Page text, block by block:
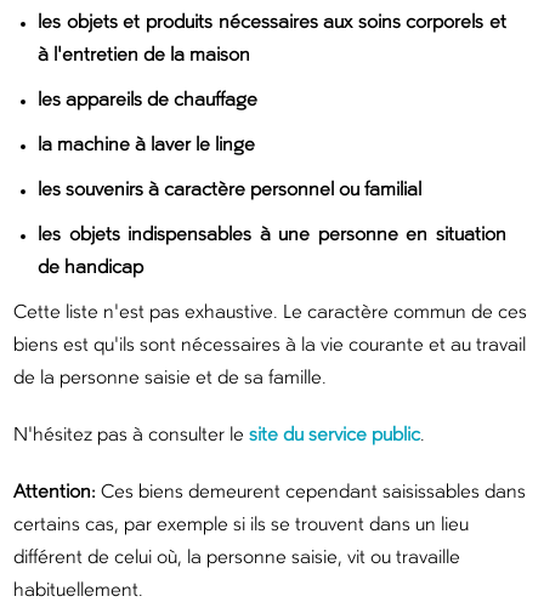
les objets et produits nécessaires aux soins corporels et
à l'entretien de la maison
les appareils de chauffage
la machine à laver le linge
les souvenirs à caractère personnel ou familial
les objets indispensables à une personne en situation
de handicap
Cette liste n'est pas exhaustive. Le caractère commun de ces
biens est qu'ils sont nécessaires à la vie courante et au travail
de la personne saisie et de sa famille.
N'hésitez pas à consulter lesite du service public.
Attention:Ces biens demeurent cependant saisissables dans
certains cas, par exemple si ils se trouvent dans un lieu
différent de celui où, la personne saisie, vit ou travaille
habituellement.